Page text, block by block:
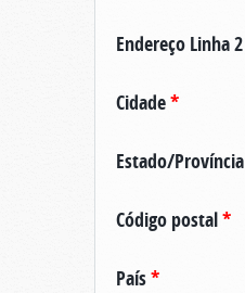
Endereço Linha 2
Cidade*
Estado/Província
Código postal*
País*